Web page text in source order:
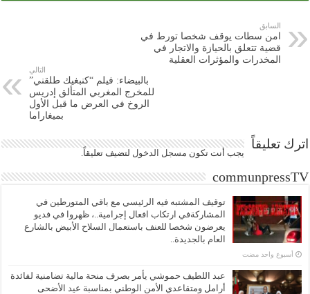
السابق
امن سطات يوقف شخصا تورط في
قضية تتعلق بالحيازة والاتجار في
المخدرات والمؤثرات العقلية
التالي
بالبيضاء: فيلم “كنبغيك طلقني”
للمخرج المغربي المتألق إدريس
الروخ في العرض ما قبل الأول
بميغاراما
اترك تعليقاً
يجب أنت تكون مسجل الدخول لتضيف تعليقاً.
communpressTV
توقيف المشتبه فيه الرئيسي مع باقي المتورطين في
المشاركةفي ارتكاب افعال إجرامية..، ظهروا في فديو
يعرضون شخصا للعنف باستعمال السلاح الأبيض بالشارع
العام بالجديدة..
‏أسبوع واحد مضت
عبد اللطيف حموشي يأمر بصرف منحة مالية تضامنية لفائدة
أرامل ومتقاعدي الأمن الوطني بمناسبة عيد الأضحى